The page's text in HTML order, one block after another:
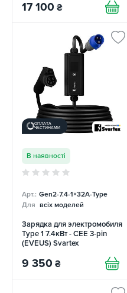
17 100 ₴
ОПЛАТА
ЧАСТИНАМИ
В наявності
Арт.: Gen2-7.4-1×32А-Type
Для всіх моделей
Зарядка для электромобиля
Type 1 7.4кВт - CEE 3-pin
(EVEUS) Svartex
9 350 ₴